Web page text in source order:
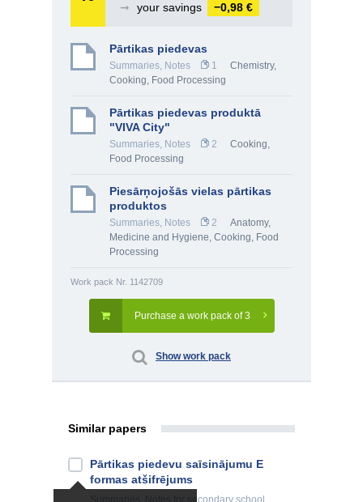
➞
your savings −0,98 €
Pārtikas piedevas
Summaries, Notes 1 Chemistry,
Cooking, Food Processing
Pārtikas piedevas produktā
"VIVA City"
Summaries, Notes 2
Cooking,
Food Processing
Piesārņojošās vielas pārtikas
produktos
Summaries, Notes 2
Anatomy,
Medicine and Hygiene, Cooking, Food
Processing
Work pack Nr. 1142709
Purchase a work pack of 3
Show work pack
Similar papers
Pārtikas piedevu saīsinājumu E
formas atšifrējums
for secondary school